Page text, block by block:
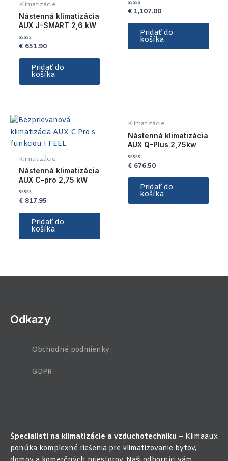
Klimatizácie
Nástenná klimatizácia
AUX J-SMART 2,6 kW
Hodnotenie
z
€651.90
Pridať do
košíka
Hodnotenie
z
€1,107.00
Pridať do
košíka
Klimatizácie
Nástenná klimatizácia
AUX C-pro 2,75 kW
Hodnotenie
z
€817.95
Pridať do
košíka
Klimatizácie
Nástenná klimatizácia
AUX Q-Plus 2,75kw
Hodnotenie
z
€676.50
Pridať do
košíka
Odkazy
Obchodné podmienky
GDPR
Špecialisti na klimatizácie a vzduchotechniku – Klimaaux
ponúka komplexné riešenia pre klimatizovanie bytov,